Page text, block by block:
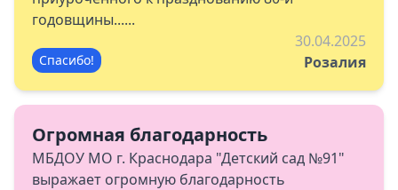
годовщины......
Спасибо!
30.04.2025
Розалия
Огромная благодарность
МБДОУ МО г. Краснодара "Детский сад №91"
выражает огромную благодарность